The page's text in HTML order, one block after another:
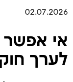
02.07.2026
אי
לערך